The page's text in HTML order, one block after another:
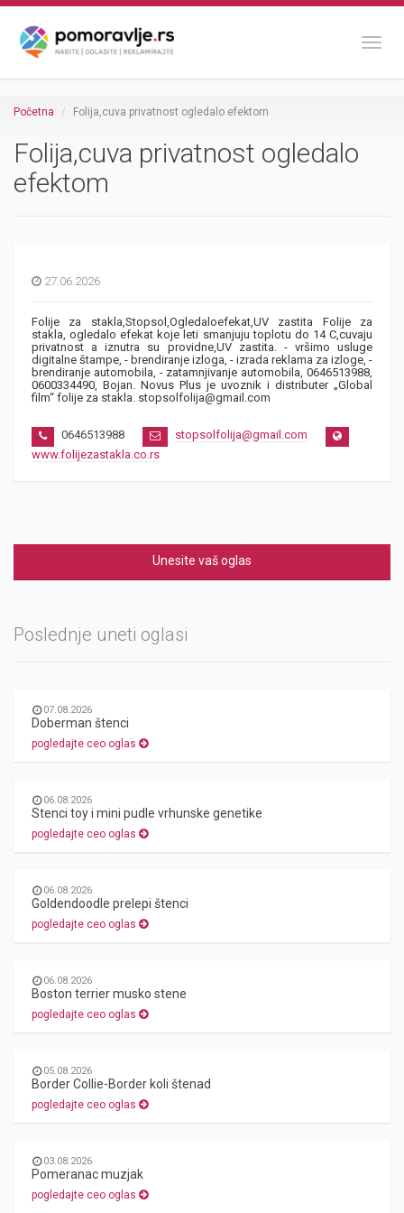
Početna Folija,cuva privatnost ogledalo efektom
Folija,cuva privatnost ogledalo
efektom
27.06.2026
Folije za stakla,Stopsol,Ogledaloefekat,UV zastita Folije za
stakla, ogledalo efekat koje leti smanjuju toplotu do 14 C,cuvaju
privatnost a iznutra su providne,UV zastita. - vršimo usluge
digitalne štampe, - brendiranje izloga, - izrada reklama za izloge, -
brendiranje automobila, - zatamnjivanje automobila, 0646513988,
0600334490, Bojan. Novus Plus je uvoznik i distributer „Global
film“ folije za stakla. stopsolfolija@gmail.com
0646513988
stopsolfolija@gmail.com
www.folijezastakla.co.rs
Unesite vaš oglas
Poslednje uneti oglasi
07.08.2026
Doberman štenci
pogledajte ceo oglas
06.08.2026
Stenci toy i mini pudle vrhunske genetike
pogledajte ceo oglas
06.08.2026
Goldendoodle prelepi štenci
pogledajte ceo oglas
06.08.2026
Boston terrier musko stene
pogledajte ceo oglas
05.08.2026
Border Collie-Border koli štenad
pogledajte ceo oglas
03.08.2026
Pomeranac muzjak
pogledajte ceo oglas